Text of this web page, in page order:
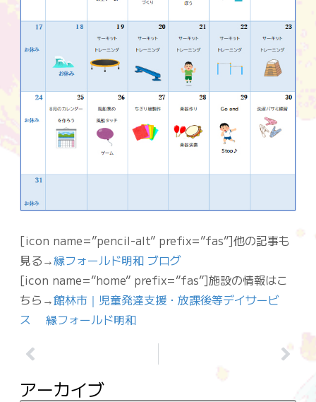
[icon name=”pencil-alt” prefix=”fas”]他の記事も
見る→縁フォールド明和 ブログ
[icon name=”home” prefix=”fas”]施設の情報はこ
ちら→館林市｜児童発達支援・放課後等デイサービ
ス 縁フォールド明和
アーカイブ